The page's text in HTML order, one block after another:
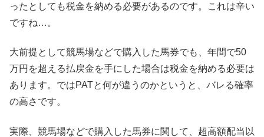
ったとしても税金を納める必要があるのです。これは辛い
ですね…。
大前提として競馬場などで購入した馬券でも、年間で50
万円を超える払戻金を手にした場合は税金を納める必要は
あります。ではPATと何が違うのかというと、バレる確率
の高さです。
実際、競馬場などで購入した馬券に関して、超高額配当以